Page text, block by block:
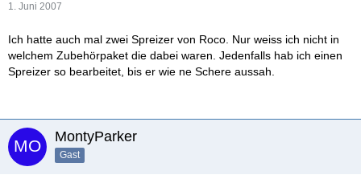
1. Juni 2007
Ich hatte auch mal zwei Spreizer von Roco. Nur weiss ich nicht in
welchem Zubehörpaket die dabei waren. Jedenfalls hab ich einen
Spreizer so bearbeitet, bis er wie ne Schere aussah.
MontyParker
Gast